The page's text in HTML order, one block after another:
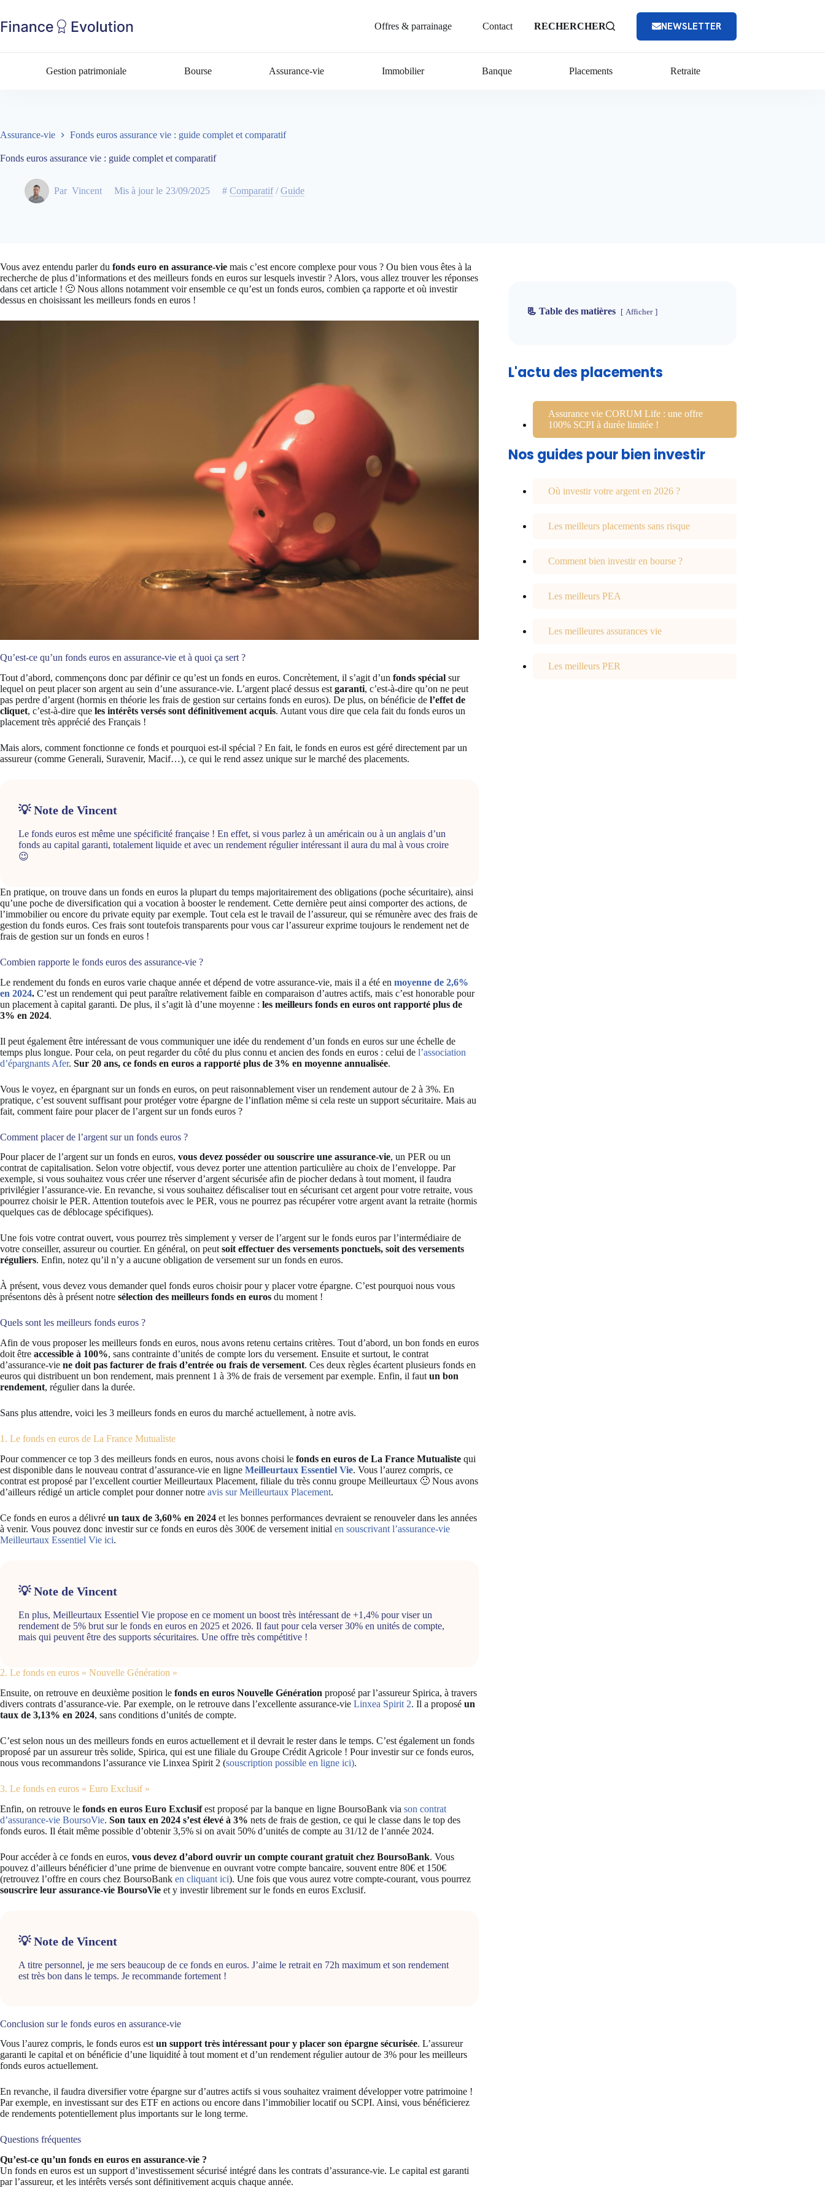
Offres & parrainage Contact RECHERCHER NEWSLETTER
Gestion patrimoniale Bourse Assurance-vie Immobilier Banque Placements Retraite
Assurance-vie Fonds euros assurance vie : guide complet et comparatif
Fonds euros assurance vie : guide complet et comparatif
Par Vincent Mis à jour le 23/09/2025 # Comparatif/Guide
Vous avez entendu parler du fonds euro en assurance-vie mais c’est encore complexe pour vous ? Ou bien vous êtes à la
recherche de plus d’informations et des meilleurs fonds en euros sur lesquels investir ? Alors, vous allez trouver les réponses
dans cet article ! 🙂 Nous allons notamment voir ensemble ce qu’est un fonds euros, combien ça rapporte et où investir
dessus en choisissant les meilleurs fonds en euros !
Qu’est-ce qu’un fonds euros en assurance-vie et à quoi ça sert ?
Tout d’abord, commençons donc par définir ce qu’est un fonds en euros. Concrètement, il s’agit d’un fonds spécial sur
lequel on peut placer son argent au sein d’une assurance-vie. L’argent placé dessus est garanti, c’est-à-dire qu’on ne peut
pas perdre d’argent (hormis en théorie les frais de gestion sur certains fonds en euros). De plus, on bénéficie de l’effet de
cliquet, c’est-à-dire que les intérêts versés sont définitivement acquis. Autant vous dire que cela fait du fonds euros un
placement très apprécié des Français !
Mais alors, comment fonctionne ce fonds et pourquoi est-il spécial ? En fait, le fonds en euros est géré directement par un
assureur (comme Generali, Suravenir, Macif…), ce qui le rend assez unique sur le marché des placements.
💡 Note de Vincent
Le fonds euros est même une spécificité française ! En effet, si vous parlez à un américain ou à un anglais d’un
fonds au capital garanti, totalement liquide et avec un rendement régulier intéressant il aura du mal à vous croire
😉
En pratique, on trouve dans un fonds en euros la plupart du temps majoritairement des obligations (poche sécuritaire), ainsi
qu’une poche de diversification qui a vocation à booster le rendement. Cette dernière peut ainsi comporter des actions, de
l’immobilier ou encore du private equity par exemple. Tout cela est le travail de l’assureur, qui se rémunère avec des frais de
gestion du fonds euros. Ces frais sont toutefois transparents pour vous car l’assureur exprime toujours le rendement net de
frais de gestion sur un fonds en euros !
Combien rapporte le fonds euros des assurance-vie ?
Le rendement du fonds en euros varie chaque année et dépend de votre assurance-vie, mais il a été en moyenne de 2,6%
en 2024. C’est un rendement qui peut paraître relativement faible en comparaison d’autres actifs, mais c’est honorable pour
un placement à capital garanti. De plus, il s’agit là d’une moyenne : les meilleurs fonds en euros ont rapporté plus de
3% en 2024.
Il peut également être intéressant de vous communiquer une idée du rendement d’un fonds en euros sur une échelle de
temps plus longue. Pour cela, on peut regarder du côté du plus connu et ancien des fonds en euros : celui de l’association
d’épargnants Afer. Sur 20 ans, ce fonds en euros a rapporté plus de 3% en moyenne annualisée.
Vous le voyez, en épargnant sur un fonds en euros, on peut raisonnablement viser un rendement autour de 2 à 3%. En
pratique, c’est souvent suffisant pour protéger votre épargne de l’inflation même si cela reste un support sécuritaire. Mais au
fait, comment faire pour placer de l’argent sur un fonds euros ?
Comment placer de l’argent sur un fonds euros ?
Pour placer de l’argent sur un fonds en euros, vous devez posséder ou souscrire une assurance-vie, un PER ou un
contrat de capitalisation. Selon votre objectif, vous devez porter une attention particulière au choix de l’enveloppe. Par
exemple, si vous souhaitez vous créer une réserver d’argent sécurisée afin de piocher dedans à tout moment, il faudra
privilégier l’assurance-vie. En revanche, si vous souhaitez défiscaliser tout en sécurisant cet argent pour votre retraite, vous
pourrez choisir le PER. Attention toutefois avec le PER, vous ne pourrez pas récupérer votre argent avant la retraite (hormis
quelques cas de déblocage spécifiques).
Une fois votre contrat ouvert, vous pourrez très simplement y verser de l’argent sur le fonds euros par l’intermédiaire de
votre conseiller, assureur ou courtier. En général, on peut soit effectuer des versements ponctuels, soit des versements
réguliers. Enfin, notez qu’il n’y a aucune obligation de versement sur un fonds en euros.
À présent, vous devez vous demander quel fonds euros choisir pour y placer votre épargne. C’est pourquoi nous vous
présentons dès à présent notre sélection des meilleurs fonds en euros du moment !
Quels sont les meilleurs fonds euros ?
Afin de vous proposer les meilleurs fonds en euros, nous avons retenu certains critères. Tout d’abord, un bon fonds en euros
doit être accessible à 100%, sans contrainte d’unités de compte lors du versement. Ensuite et surtout, le contrat
d’assurance-vie ne doit pas facturer de frais d’entrée ou frais de versement. Ces deux règles écartent plusieurs fonds en
euros qui distribuent un bon rendement, mais prennent 1 à 3% de frais de versement par exemple. Enfin, il faut un bon
rendement, régulier dans la durée.
Sans plus attendre, voici les 3 meilleurs fonds en euros du marché actuellement, à notre avis.
1. Le fonds en euros de La France Mutualiste
Pour commencer ce top 3 des meilleurs fonds en euros, nous avons choisi le fonds en euros de La France Mutualiste qui
est disponible dans le nouveau contrat d’assurance-vie en ligne Meilleurtaux Essentiel Vie. Vous l’aurez compris, ce
contrat est proposé par l’excellent courtier Meilleurtaux Placement, filiale du très connu groupe Meilleurtaux 🙂 Nous avons
d’ailleurs rédigé un article complet pour donner notre avis sur Meilleurtaux Placement.
Ce fonds en euros a délivré un taux de 3,60% en 2024 et les bonnes performances devraient se renouveler dans les années
à venir. Vous pouvez donc investir sur ce fonds en euros dès 300€ de versement initial en souscrivant l’assurance-vie
Meilleurtaux Essentiel Vie ici.
💡 Note de Vincent
En plus, Meilleurtaux Essentiel Vie propose en ce moment un boost très intéressant de +1,4% pour viser un
rendement de 5% brut sur le fonds en euros en 2025 et 2026. Il faut pour cela verser 30% en unités de compte,
mais qui peuvent être des supports sécuritaires. Une offre très compétitive !
2. Le fonds en euros « Nouvelle Génération »
Ensuite, on retrouve en deuxième position le fonds en euros Nouvelle Génération proposé par l’assureur Spirica, à travers
divers contrats d’assurance-vie. Par exemple, on le retrouve dans l’excellente assurance-vie Linxea Spirit 2. Il a proposé un
taux de 3,13% en 2024, sans conditions d’unités de compte.
C’est selon nous un des meilleurs fonds en euros actuellement et il devrait le rester dans le temps. C’est également un fonds
proposé par un assureur très solide, Spirica, qui est une filiale du Groupe Crédit Agricole ! Pour investir sur ce fonds euros,
nous vous recommandons l’assurance vie Linxea Spirit 2 (souscription possible en ligne ici).
3. Le fonds en euros « Euro Exclusif »
Enfin, on retrouve le fonds en euros Euro Exclusifest proposé par la banque en ligne BoursoBank via son contrat
d’assurance-vie BoursoVie. Son taux en 2024 s’est élevé à 3% nets de frais de gestion, ce qui le classe dans le top des
fonds euros. Il était même possible d’obtenir 3,5% si on avait 50% d’unités de compte au 31/12 de l’année 2024.
Pour accéder à ce fonds en euros, vous devez d’abord ouvrir un compte courant gratuit chez BoursoBank. Vous
pouvez d’ailleurs bénéficier d’une prime de bienvenue en ouvrant votre compte bancaire, souvent entre 80€ et 150€
(retrouvez l’offre en cours chez BoursoBank en cliquant ici). Une fois que vous aurez votre compte-courant, vous pourrez
souscrire leur assurance-vie BoursoVie et y investir librement sur le fonds en euros Exclusif.
💡 Note de Vincent
A titre personnel, je me sers beaucoup de ce fonds en euros. J’aime le retrait en 72h maximum et son rendement
est très bon dans le temps. Je recommande fortement !
Conclusion sur le fonds euros en assurance-vie
Vous l’aurez compris, le fonds euros est un support très intéressant pour y placer son épargne sécurisée. L’assureur
garanti le capital et on bénéficie d’une liquidité à tout moment et d’un rendement régulier autour de 3% pour les meilleurs
fonds euros actuellement.
En revanche, il faudra diversifier votre épargne sur d’autres actifs si vous souhaitez vraiment développer votre patrimoine !
Par exemple, en investissant sur des ETF en actions ou encore dans l’immobilier locatif ou SCPI. Ainsi, vous bénéficierez
de rendements potentiellement plus importants sur le long terme.
Questions fréquentes
Qu’est-ce qu’un fonds en euros en assurance-vie ?
Un fonds en euros est un support d’investissement sécurisé intégré dans les contrats d’assurance-vie. Le capital est garanti
par l’assureur, et les intérêts versés sont définitivement acquis chaque année.
📃 Table des matières Afficher
L'actu des placements
Assurance vie CORUM Life : une offre
100% SCPI à durée limitée !
Nos guides pour bien investir
Où investir votre argent en 2026 ?
Les meilleurs placements sans risque
Comment bien investir en bourse ?
Les meilleurs PEA
Les meilleures assurances vie
Les meilleurs PER